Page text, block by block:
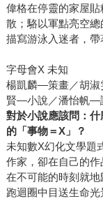
偉格在停靈的家屋
散；駱以軍點亮空
描寫游泳入迷者，帶
字母會X 未知
楊凱麟—策畫／胡淑
賢—小說／潘怡帆—
對於小說應該問：
的「事物＝X」？
未知數X幻化文學題
作家，卻在自己的
在不可能的時刻就
跑迴圈中目送生命